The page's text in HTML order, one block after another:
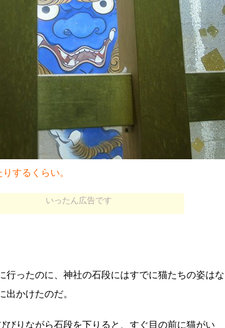
するくらい。
いったん広告です
行ったのに、神社の石段にはすでに猫たちの姿はな
出かけたのだ。
びりながら石段を下りると、すぐ目の前に猫がい